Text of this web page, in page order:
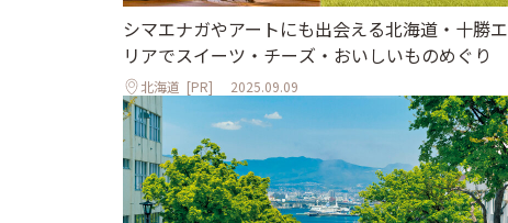
シマエナガやアートにも出会える北海道・十勝エ
リアでスイーツ・チーズ・おいしいものめぐり
北海道 [PR] 2025.09.09